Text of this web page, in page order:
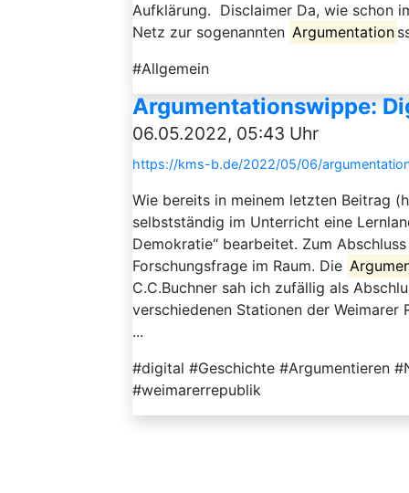
Aufklärung. Disclaimer Da, wie schon
Netz zur sogenannten Argumentation
#Allgemein
Argumentationswippe:
06.05.2022, 05:43 Uhr
https://kms-b.de/2022/05/06/
Wie bereits in meinem letzten Beitrag
selbstständig im Unterricht eine
Demokratie“ bearbeitet. Zum
Forschungsfrage im Raum. Die
C.C.Buchner sah ich zufällig als
verschiedenen Stationen der
...
#digital #Geschichte #Argumentieren
#weimarerrepublik